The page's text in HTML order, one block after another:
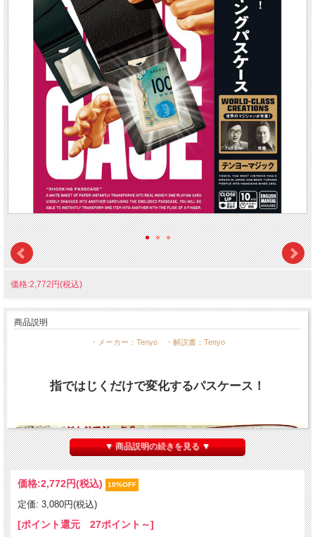
価格:2,772円(税込)
商品説明
・メーカー：Tenyo ・解説書：Tenyo
指ではじくだけで変化するパスケース！
↓ 動画をご覧下さい！ ↓
▼ 商品説明の続きを見る ▼
価格:2,772円(税込) 10%OFF
定価: 3,080円(税込)
[ポイント還元 27ポイント～]